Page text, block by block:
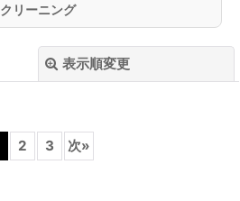
クリーニング
表示順変更
2 3 次»